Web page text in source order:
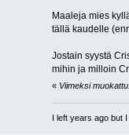
Maaleja mies
tällä kaudelle
Jostain syystä
mihin ja milloin
« Viimeksi
I left years ago but